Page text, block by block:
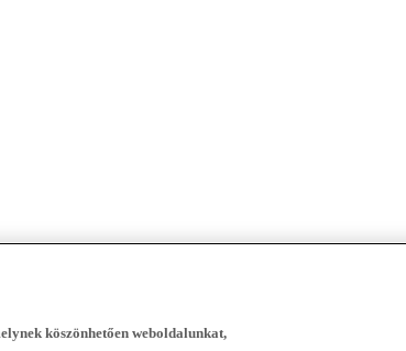
köszönhetően weboldalunkat,